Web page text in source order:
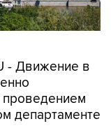
- Движение в
проведением
департаменте